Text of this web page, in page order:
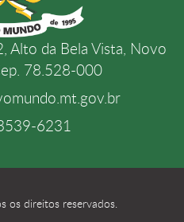
Alto da Bela Vista, Novo
78.528-000
6231
os direitos reservados.